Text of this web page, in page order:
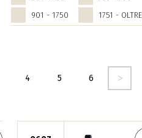
901 - 1750
1751 - OLTRE
4 5 6
seguente ›
Bordolese L.3